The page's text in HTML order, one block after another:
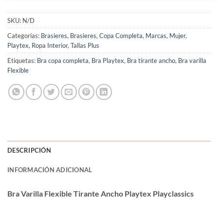
SKU: N/D
Categorías: Brasieres, Brasieres, Copa Completa, Marcas, Mujer,
Playtex, Ropa Interior, Tallas Plus
Etiquetas: Bra copa completa, Bra Playtex, Bra tirante ancho, Bra varilla
Flexible
DESCRIPCIÓN
INFORMACIÓN ADICIONAL
Bra Varilla Flexible Tirante Ancho Playtex Playclassics